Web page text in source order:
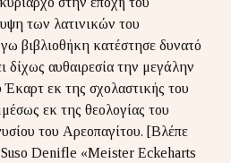
των λατινικών του
βιβλιοθήκη κατέστησε δυνατό
δίχως αυθαιρεσία την μεγάλην
εκ της σχολαστικής του
εκ της θεολογίας του
του Αρεοπαγίτου. [Βλέπε
Denifle «Meister Eckeharts